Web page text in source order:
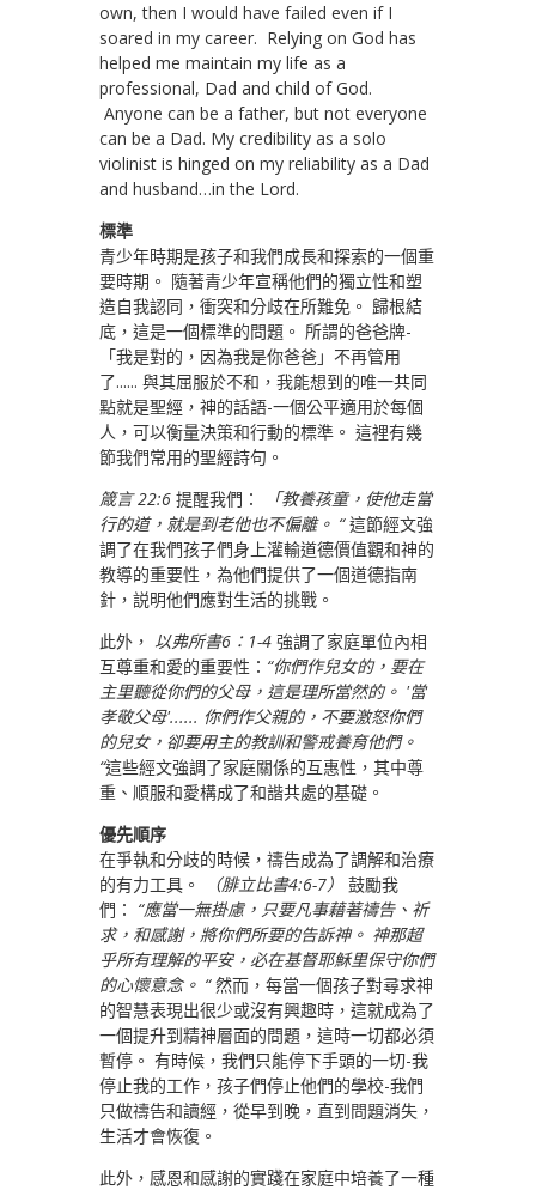
own, then I would have failed even if I
soared in my career. Relying on God has
helped me maintain my life as a
professional, Dad and child of God.
Anyone can be a father, but not everyone
can be a Dad. My credibility as a solo
violinist is hinged on my reliability as a Dad
and husband…in the Lord.
標準
青少年時期是孩子和我們成長和探索的一個重
要時期。 隨著青少年宣稱他們的獨立性和塑
造自我認同，衝突和分歧在所難免。 歸根結
底，這是一個標準的問題。 所謂的爸爸牌-
「我是對的，因為我是你爸爸」不再管用
了...... 與其屈服於不和，我能想到的唯一共同
點就是聖經，神的話語-一個公平適用於每個
人，可以衡量決策和行動的標準。 這裡有幾
節我們常用的聖經詩句。
箴言 22:6 提醒我們：
「教養孩童，使他走當
行的道，就是到老他也不偏離。 “這節經文強
調了在我們孩子們身上灌輸道德價值觀和神的
教導的重要性，為他們提供了一個道德指南
針，説明他們應對生活的挑戰。
此外， 以弗所書6：1-4 強調了家庭單位內相
互尊重和愛的重要性： “你們作兒女的，要在
主里聽從你們的父母，這是理所當然的。 '當
孝敬父母'...... 你們作父親的，不要激怒你們
的兒女，卻要用主的教訓和警戒養育他們。
“這些經文強調了家庭關係的互惠性，其中尊
重、順服和愛構成了和諧共處的基礎。
優先順序
在爭執和分歧的時候，禱告成為了調解和治療
的有力工具。
（腓立比書4:6-7）
鼓勵我
們： “應當一無掛慮，只要凡事藉著禱告、祈
求，和感謝，將你們所要的告訴神。 神那超
乎所有理解的平安，必在基督耶穌里保守你們
的心懷意念。 “然而，每當一個孩子對尋求神
的智慧表現出很少或沒有興趣時，這就成為了
一個提升到精神層面的問題，這時一切都必須
暫停。 有時候，我們只能停下手頭的一切-我
停止我的工作，孩子們停止他們的學校-我們
只做禱告和讀經，從早到晚，直到問題消失，
生活才會恢復。
此外，感恩和感謝的實踐在家庭中培養了一種